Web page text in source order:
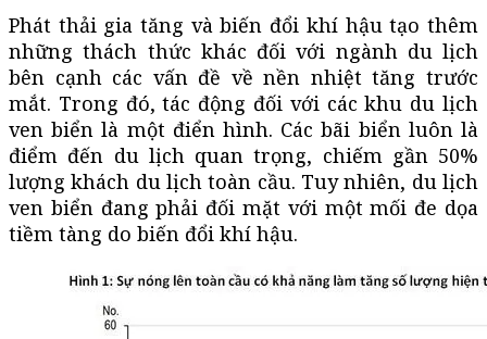
Phát thải gia tăng và biến đổi khí hậu tạo thêm
những thách thức khác đối với ngành du lịch
bên cạnh các vấn đề về nền nhiệt tăng trước
mắt. Trong đó, tác động đối với các khu du lịch
ven biển là một điển hình. Các bãi biển luôn là
điểm đến du lịch quan trọng, chiếm gần 50%
lượng khách du lịch toàn cầu. Tuy nhiên, du lịch
ven biển đang phải đối mặt với một mối đe dọa
tiềm tàng do biến đổi khí hậu.